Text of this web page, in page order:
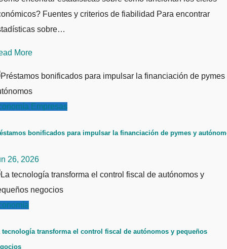
Fuentes y criterios de fiabilidad Para encontrar
sobre…
More
Empresas
bonificados para impulsar la financiación de pymes y
26, 2026
tecnología transforma el control fiscal de autónomos y pequeños